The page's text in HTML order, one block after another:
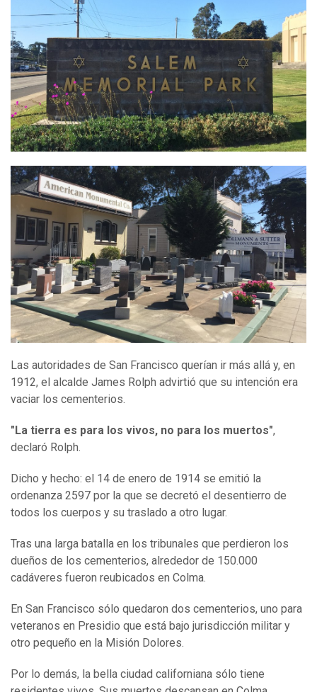
Las autoridades de San Francisco querían ir más allá y, en
1912, el alcalde James Rolph advirtió que su intención era
vaciar los cementerios.
"La tierra es para los vivos, no para los muertos",
declaró Rolph.
Dicho y hecho: el 14 de enero de 1914 se emitió la
ordenanza 2597 por la que se decretó el desentierro de
todos los cuerpos y su traslado a otro lugar.
Tras una larga batalla en los tribunales que perdieron los
dueños de los cementerios, alrededor de 150.000
cadáveres fueron reubicados en Colma.
En San Francisco sólo quedaron dos cementerios, uno para
veteranos en Presidio que está bajo jurisdicción militar y
otro pequeño en la Misión Dolores.
Por lo demás, la bella ciudad californiana sólo tiene